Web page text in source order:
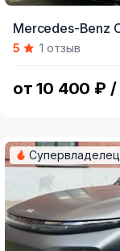
of
Mercedes-Benz
5
1 отзыв
от 10 400 ₽ /
Супервладелец